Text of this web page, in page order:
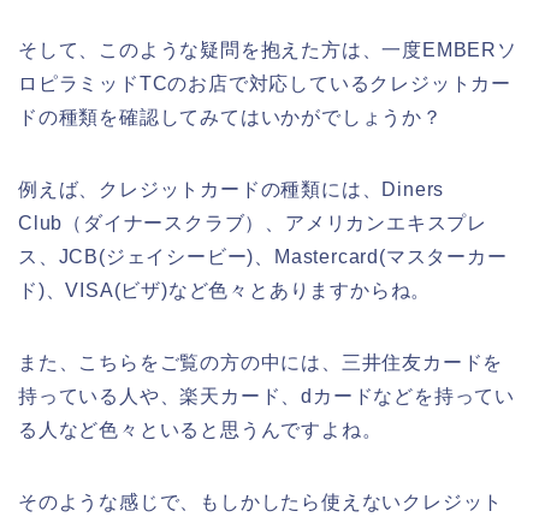
そして、このような疑問を抱えた方は、一度EMBERソ
ロピラミッドTCのお店で対応しているクレジットカー
ドの種類を確認してみてはいかがでしょうか？
例えば、クレジットカードの種類には、Diners
Club（ダイナースクラブ）、アメリカンエキスプレ
ス、JCB(ジェイシービー)、Mastercard(マスターカー
ド)、VISA(ビザ)など色々とありますからね。
また、こちらをご覧の方の中には、三井住友カードを
持っている人や、楽天カード、dカードなどを持ってい
る人など色々といると思うんですよね。
そのような感じで、もしかしたら使えないクレジット